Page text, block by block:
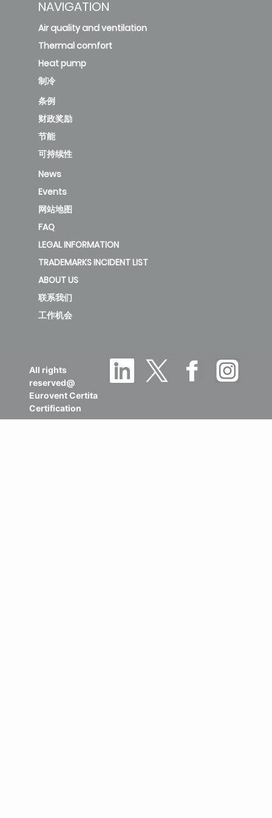
NAVIGATION
Air quality and ventilation
Thermal comfort
Heat pump
制冷
条例
财政奖励
节能
可持续性
News
Events
网站地图
FAQ
LEGAL INFORMATION
TRADEMARKS INCIDENT LIST
ABOUT US
联系我们
工作机会
All rights
reserved@
Eurovent Certita
Certification